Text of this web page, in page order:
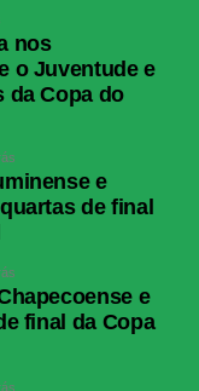
Chará (Ríos),
Fabian
Luis Muriel,
(Sarmiento).
nos
o Juventude e
da Copa do
e
de final
e
final da Copa